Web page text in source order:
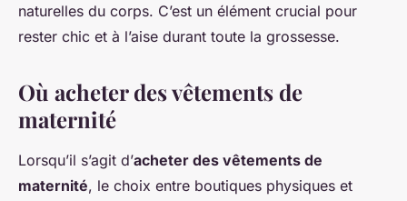
naturelles du corps. C’est un élément crucial pour
rester chic et à l’aise durant toute la grossesse.
Où acheter des vêtements de
maternité
Lorsqu’il s’agit d’acheter des vêtements de
maternité, le choix entre boutiques physiques et